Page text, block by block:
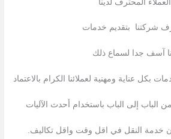
العملاء المحترف لدینا
شركتنا بتقدیم خدمات
آسف جدا لسماع ذلك
بكل عناية ومهنية لعملائنا الكرام بالاعتماد
الباب إلى الباب باستخدام أحدث الآليات
خدمة النقل في اقل وقت واقل تكاليف.